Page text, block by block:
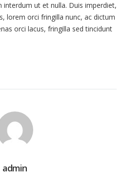
interdum ut et nulla. Duis imperdiet,
lorem orci fringilla nunc, ac dictum
orci lacus, fringilla sed tincidunt
admin